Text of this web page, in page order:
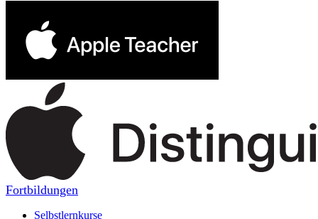
Fortbildungen
Selbstlernkurse